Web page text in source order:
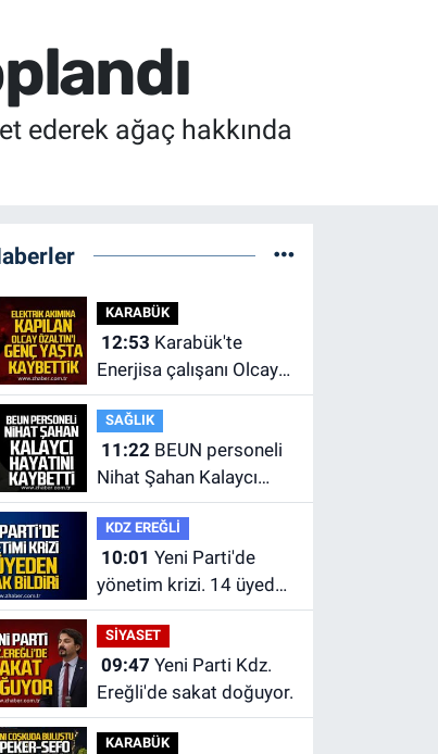
ederek ağaç hakkında
KARABÜK
12:53
Enerjisa çalışanı Olcay
Özaltın elektrik akımına
kapılarak hayatını
kaybetti.
SAĞLIK
11:22BEUN personeli
Nihat Şahan Kalaycı
hayatını kaybetti
KDZ EREĞLİ
10:01
yönetim krizi. 14 üyeden
ortak bildiri.
SİYASET
09:47
Ereğli'de sakat doğuyor.
KARABÜK